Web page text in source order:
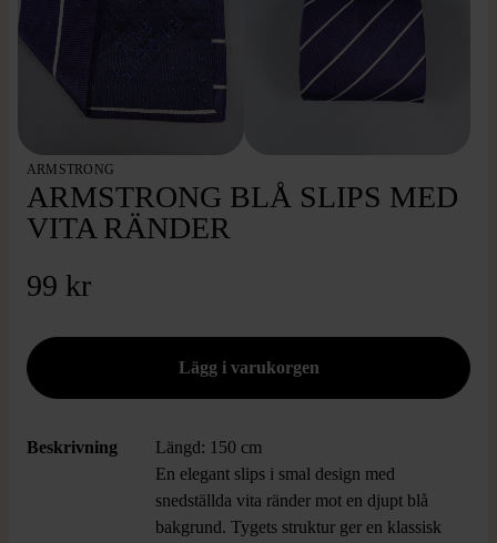
ARMSTRONG
ARMSTRONG BLÅ SLIPS MED
VITA RÄNDER
99 kr
Beskrivning
Längd: 150 cm
En elegant slips i smal design med
snedställda vita ränder mot en djupt blå
bakgrund. Tygets struktur ger en klassisk